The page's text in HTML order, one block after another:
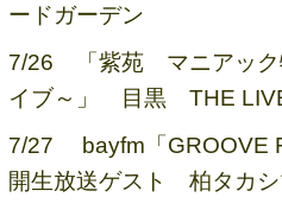
ードガーデン
7/26 「紫苑 マニアック
イブ～」 目黒 THE
7/27 bayfm「GROOVE
開生放送ゲスト 柏タカシ